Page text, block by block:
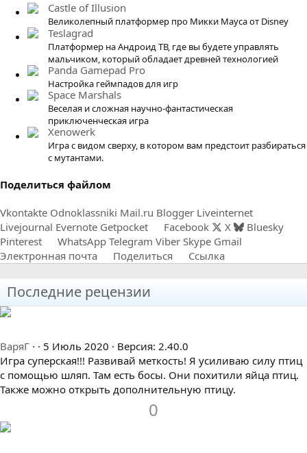
Castle of Illusion
Великолепный платформер про Микки Мауса от Disney
Teslagrad
Платформер на Андроид ТВ, где вы будете управлять
мальчиком, который обладает древней технологией
Panda Gamepad Pro
Настройка геймпадов для игр
Space Marshals
Веселая и сложная научно-фантастическая
приключенческая игра
Xenowerk
Игра с видом сверху, в котором вам предстоит разбираться
с мутантами.
Поделиться файлом
Vkontakte Odnoklassniki Mail.ru Blogger Liveinternet
Livejournal Evernote Getpocket Facebook X
Bluesky
Pinterest
WhatsApp Telegram Viber Skype Gmail
Электронная почта
Поделиться Ссылка
Последние рецензии
ВаряГ
4
.
0
0
5 Июль 2020
Версия: 2.40.0
Игра суперская!!! Развивай меткость! Я усиливаю силу птиц
с помощью шляп. Там есть босы. Они похитили яйца птиц.
Также можно открыть дополнительную птицу.
0